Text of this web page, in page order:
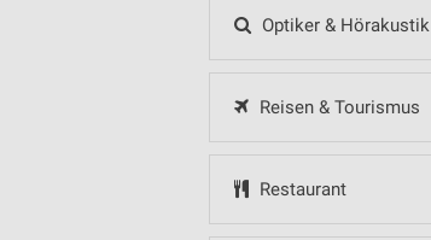
Optiker & Hörakustik
Reisen & Tourismus
Restaurant